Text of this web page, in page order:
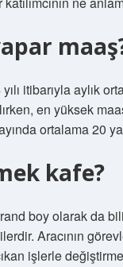
itibarıyla aylık
en yüksek
ortalama 20
kafe?
boy olarak da
Aracının
işlerle